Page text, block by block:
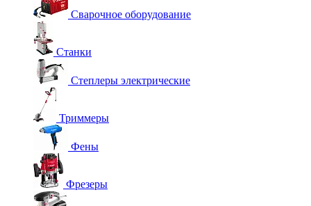
Сварочное оборудование
Станки
Степлеры электрические
Триммеры
Фены
Фрезеры